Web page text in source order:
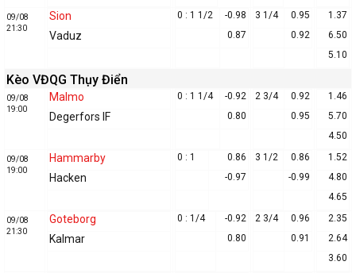
09/08
21:30
Sion
Vaduz
0 : 1 1/2
-0.98
0.87
3 1/4
0.95
0.92
1.37
6.50
5.10
Kèo VĐQG Thụy Điển
09/08
19:00
Malmo
Degerfors IF
0 : 1 1/4
-0.92
0.80
2 3/4
0.92
0.95
1.46
5.70
4.50
09/08
19:00
Hammarby
Hacken
0 : 1
0.86
-0.97
3 1/2
0.86
-0.99
1.52
4.80
4.65
09/08
21:30
Goteborg
Kalmar
0 : 1/4
-0.92
0.80
2 3/4
0.96
0.91
2.35
2.64
3.60